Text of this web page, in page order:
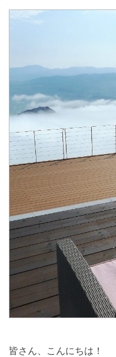
皆さん、こんにちは！